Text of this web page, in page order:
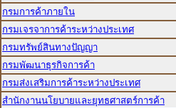
กรมการค้าภายใน
กรมเจรจาการค้าระหว่างประเทศ
กรมทรัพย์สินทางปัญญา
กรมพัฒนาธุรกิจการค้า
กรมส่งเสริมการค้าระหว่างประเทศ
สำนักงานนโยบายและยุทธศาสตร์การค้า